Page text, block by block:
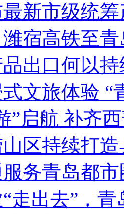
新市级统
宿高铁至
出口何以持
文旅体验 “
”启航 补齐
区持续打
务青岛都
走出去”，